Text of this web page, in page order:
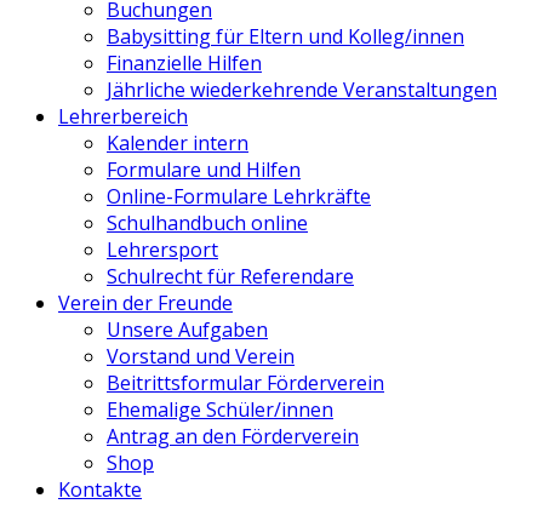
Buchungen
Babysitting für Eltern und Kolleg/innen
Finanzielle Hilfen
Jährliche wiederkehrende Veranstaltungen
Lehrerbereich
Kalender intern
Formulare und Hilfen
Online-Formulare Lehrkräfte
Schulhandbuch online
Lehrersport
Schulrecht für Referendare
Verein der Freunde
Unsere Aufgaben
Vorstand und Verein
Beitrittsformular Förderverein
Ehemalige Schüler/innen
Antrag an den Förderverein
Shop
Kontakte